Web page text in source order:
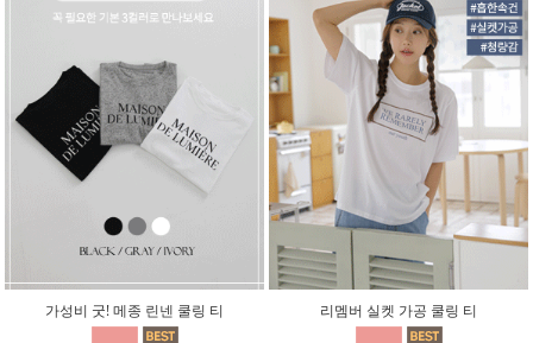
가성비 굿! 메종 린넨 쿨링 티 리멤버 실켓 가공 쿨링 티